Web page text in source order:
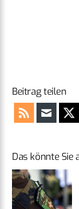
Beitrag teilen
Das könnte Sie